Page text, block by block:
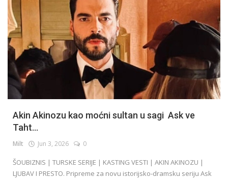
Akin Akinozu kao moćni sultan u sagi Ask ve
Taht...
Milt Jun 3, 2026 0
ŠOUBIZNIS | TURSKE SERIJE | KASTING VESTI | AKIN AKINOZU |
LJUBAV I PRESTO. Pripreme za novu istorijsko-dramsku seriju Ask